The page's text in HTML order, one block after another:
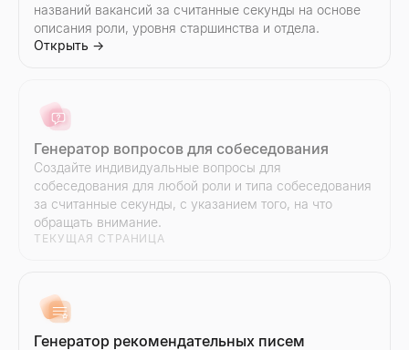
Проверка электронной почты на спам
Бесплатная проверка электронной почты на спам.
Генератор скриптов продаж
Создавайте B2B скрипты продаж за считанные секунды.
Открыть→
Генератор ответов ИИ
Вставьте ответ потенциального клиента — получите 3
Поиск похожих компаний
Мгновенно находите компании, похожие на ваших лучших
названий вакансий за считанные секунды на основе
описания роли, уровня старшинства и отдела.
Открыть →
Генератор вопросов для собеседования
Создайте индивидуальные вопросы для
собеседования для любой роли и типа собеседования
за считанные секунды, с указанием того, на что
обращать внимание.
ТЕКУЩАЯ СТРАНИЦА
Генератор рекомендательных писем